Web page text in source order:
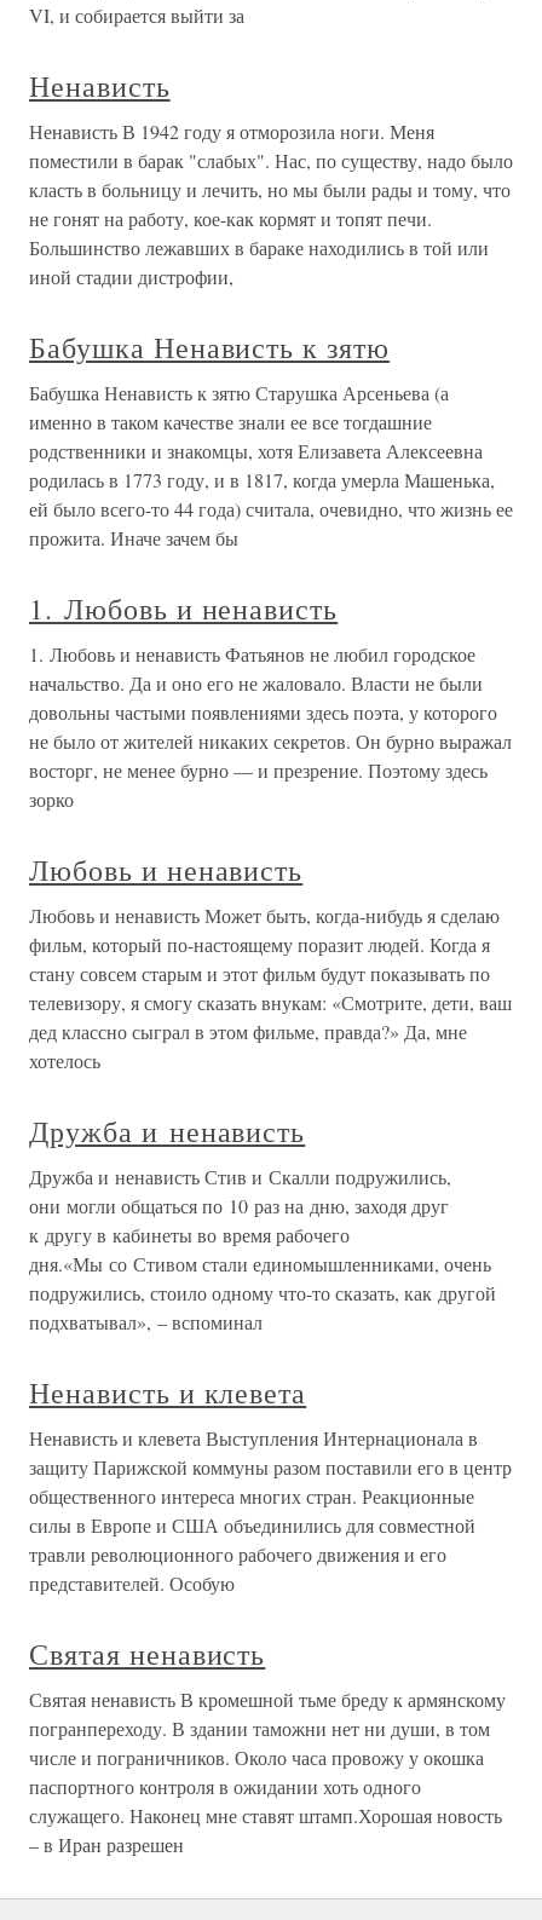
VI, и собирается выйти за
Ненависть
Ненависть В 1942 году я отморозила ноги. Меня
поместили в барак "слабых". Нас, по существу, надо было
класть в больницу и лечить, но мы были рады и тому, что
не гонят на работу, кое-как кормят и топят печи.
Большинство лежавших в бараке находились в той или
иной стадии дистрофии,
Бабушка Ненависть к зятю
Бабушка Ненависть к зятю Старушка Арсеньева (а
именно в таком качестве знали ее все тогдашние
родственники и знакомцы, хотя Елизавета Алексеевна
родилась в 1773 году, и в 1817, когда умерла Машенька,
ей было всего-то 44 года) считала, очевидно, что жизнь ее
прожита. Иначе зачем бы
1. Любовь и ненависть
1. Любовь и ненависть Фатьянов не любил городское
начальство. Да и оно его не жаловало. Власти не были
довольны частыми появлениями здесь поэта, у которого
не было от жителей никаких секретов. Он бурно выражал
восторг, не менее бурно — и презрение. Поэтому здесь
зорко
Любовь и ненависть
Любовь и ненависть Может быть, когда-нибудь я сделаю
фильм, который по-настоящему поразит людей. Когда я
стану совсем старым и этот фильм будут показывать по
телевизору, я смогу сказать внукам: «Смотрите, дети, ваш
дед классно сыграл в этом фильме, правда?» Да, мне
хотелось
Дружба и ненависть
Дружба и ненависть Стив и Скалли подружились,
они могли общаться по 10 раз на дню, заходя друг
к другу в кабинеты во время рабочего
дня.«Мы со Стивом стали единомышленниками, очень
подружились, стоило одному что-то сказать, как другой
подхватывал», – вспоминал
Ненависть и клевета
Ненависть и клевета Выступления Интернационала в
защиту Парижской коммуны разом поставили его в центр
общественного интереса многих стран. Реакционные
силы в Европе и США объединились для совместной
травли революционного рабочего движения и его
представителей. Особую
Святая ненависть
Святая ненависть В кромешной тьме бреду к армянскому
погранпереходу. В здании таможни нет ни души, в том
числе и пограничников. Около часа провожу у окошка
паспортного контроля в ожидании хоть одного
служащего. Наконец мне ставят штамп.Хорошая новость
– в Иран разрешен